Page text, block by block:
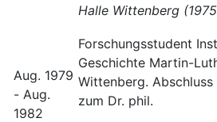
Halle Wittenberg
Aug. 1979
- Aug.
1982
Forschungsstudent
Geschichte Martin-
Wittenberg.
zum Dr. phil.